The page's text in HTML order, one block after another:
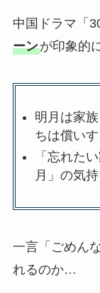
中国ドラマ「
ーンが印象的
明月は家
ちは償い
「忘れた
月」の気
一言「ごめん
れるのか…